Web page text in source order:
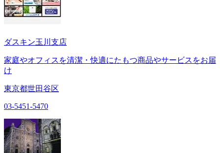
ダスキン玉川支店
家庭やオフィスを清潔・快適にたもつ商品やサービスをお届
け
東京都世田谷区
03-5451-5470